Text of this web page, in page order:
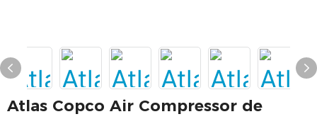
Atlas Copco Air Compressor de